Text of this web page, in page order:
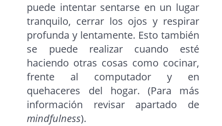
puede intentar sentarse en un lugar
tranquilo, cerrar los ojos y respirar
profunda y lentamente. Esto también
se puede realizar cuando esté
haciendo otras cosas como cocinar,
frente al computador y en
quehaceres del hogar. (Para más
información revisar apartado de
mindfulness).